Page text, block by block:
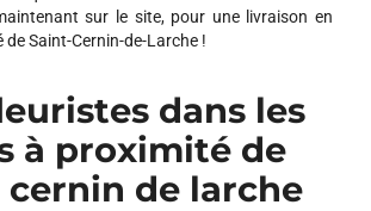
sur le site, pour une livraison en
Saint-Cernin-de-Larche !
dans les
à proximité de
cernin de larche